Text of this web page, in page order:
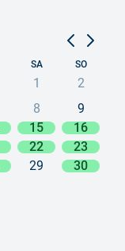
SA SO
1
2
8
9
15
16
22
23
29
30